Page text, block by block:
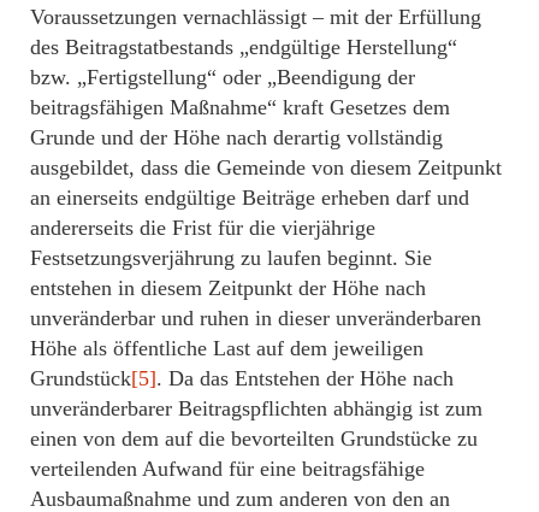
Voraussetzungen vernachlässigt – mit der Erfüllung
des Beitragstatbestands „endgültige Herstellung“
bzw. „Fertigstellung“ oder „Beendigung der
beitragsfähigen Maßnahme“ kraft Gesetzes dem
Grunde und der Höhe nach derartig vollständig
ausgebildet, dass die Gemeinde von diesem Zeitpunkt
an einerseits endgültige Beiträge erheben darf und
andererseits die Frist für die vierjährige
Festsetzungsverjährung zu laufen beginnt. Sie
entstehen in diesem Zeitpunkt der Höhe nach
unveränderbar und ruhen in dieser unveränderbaren
Höhe als öffentliche Last auf dem jeweiligen
Grundstück[5]. Da das Entstehen der Höhe nach
unveränderbarer Beitragspflichten abhängig ist zum
einen von dem auf die bevorteilten Grundstücke zu
verteilenden Aufwand für eine beitragsfähige
Ausbaumaßnahme und zum anderen von den an